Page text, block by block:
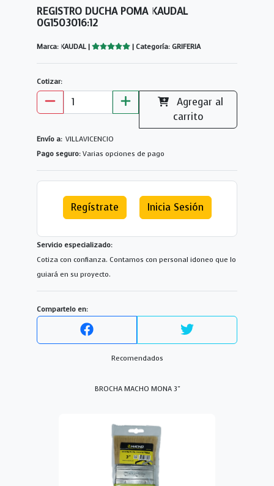
REGISTRO DUCHA POMA KAUDAL
0G1503016:12
Marca: KAUDAL | | Categoría: GRIFERIA
Cotizar:
Agregar al
carrito
Envío a: VILLAVICENCIO
Pago seguro: Varias opciones de pago
Regístrate Inicia Sesión
Servicio especializado:
Cotiza con confianza. Contamos con personal idoneo que lo
guiará en su proyecto.
Compartelo en:
Recomendados
BROCHA MACHO MONA 3"